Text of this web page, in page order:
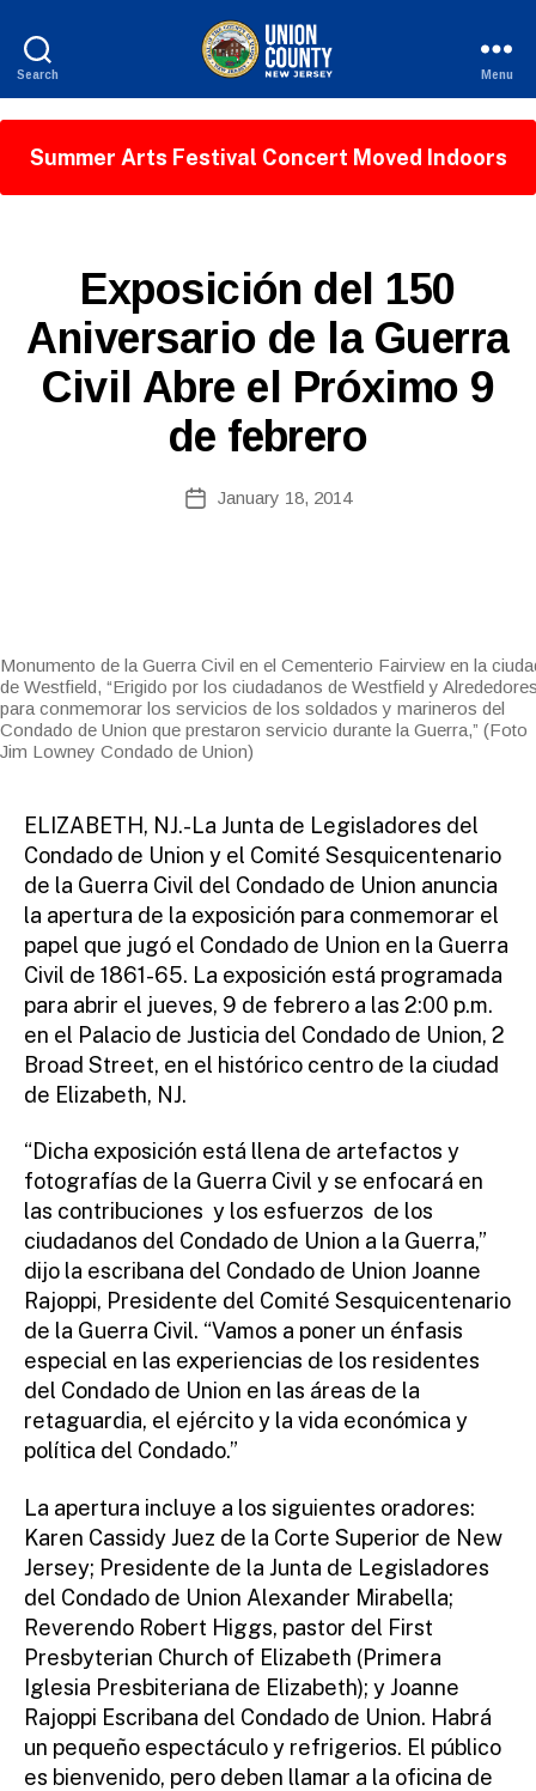
Search
of
New
Jersey
Menu
Summer Arts Festival Concert Moved Indoors
CategoriesExposición del 150
Aniversario de la Guerra
Civil Abre el Próximo 9
de febrero
author
B
W
e
b
Si
r
PostJanuary 18, 2014
Monumento de la Guerra Civil en el Cementerio Fairview en la
de Westfield, “Erigido por los ciudadanos de Westfield y
para conmemorar los servicios de los soldados y marineros del
Condado de Union que prestaron servicio durante la Guerra,” (Foto
Jim Lowney Condado de Union)
ELIZABETH, NJ.-La Junta de Legisladores del
Condado de Union y el Comité Sesquicentenario
de la Guerra Civil del Condado de Union anuncia
la apertura de la exposición para conmemorar el
papel que jugó el Condado de Union en la Guerra
Civil de 1861-65. La exposición está programada
para abrir el jueves, 9 de febrero a las 2:00 p.m.
en el Palacio de Justicia del Condado de Union, 2
Broad Street, en el histórico centro de la ciudad
de Elizabeth, NJ.
“Dicha exposición está llena de artefactos y
fotografías de la Guerra Civil y se enfocará en
las contribuciones y los esfuerzos de los
ciudadanos del Condado de Union a la Guerra,”
dijo la escribana del Condado de Union Joanne
Rajoppi, Presidente del Comité Sesquicentenario
de la Guerra Civil. “Vamos a poner un énfasis
especial en las experiencias de los residentes
del Condado de Union en las áreas de la
retaguardia, el ejército y la vida económica y
política del Condado.”
La apertura incluye a los siguientes oradores:
Karen Cassidy Juez de la Corte Superior de New
Jersey; Presidente de la Junta de Legisladores
del Condado de Union Alexander Mirabella;
Reverendo Robert Higgs, pastor del First
Presbyterian Church of Elizabeth (Primera
Iglesia Presbiteriana de Elizabeth); y Joanne
Rajoppi Escribana del Condado de Union. Habrá
un pequeño espectáculo y refrigerios. El público
es bienvenido, pero deben llamar a la oficina de